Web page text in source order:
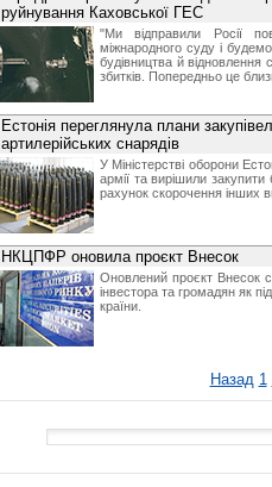
руйнування Каховської ГЕС
"Ми відправили Росії
міжнародного суду і
будівництва й відновлення
збитків. Попередньо це
Естонія переглянула плани
артилерійських снарядів
У Міністерстві оборони
армії та вирішили закупити
рахунок скорочення інших
НКЦПФР оновила проєкт Внесок
Оновлений проєкт Внесок
інвестора та громадян як
країни.
Назад 1